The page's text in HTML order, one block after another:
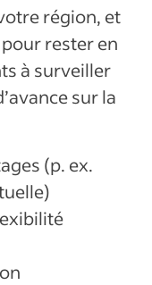
région, et
rester en
à surveiller
sur la
(p. ex.